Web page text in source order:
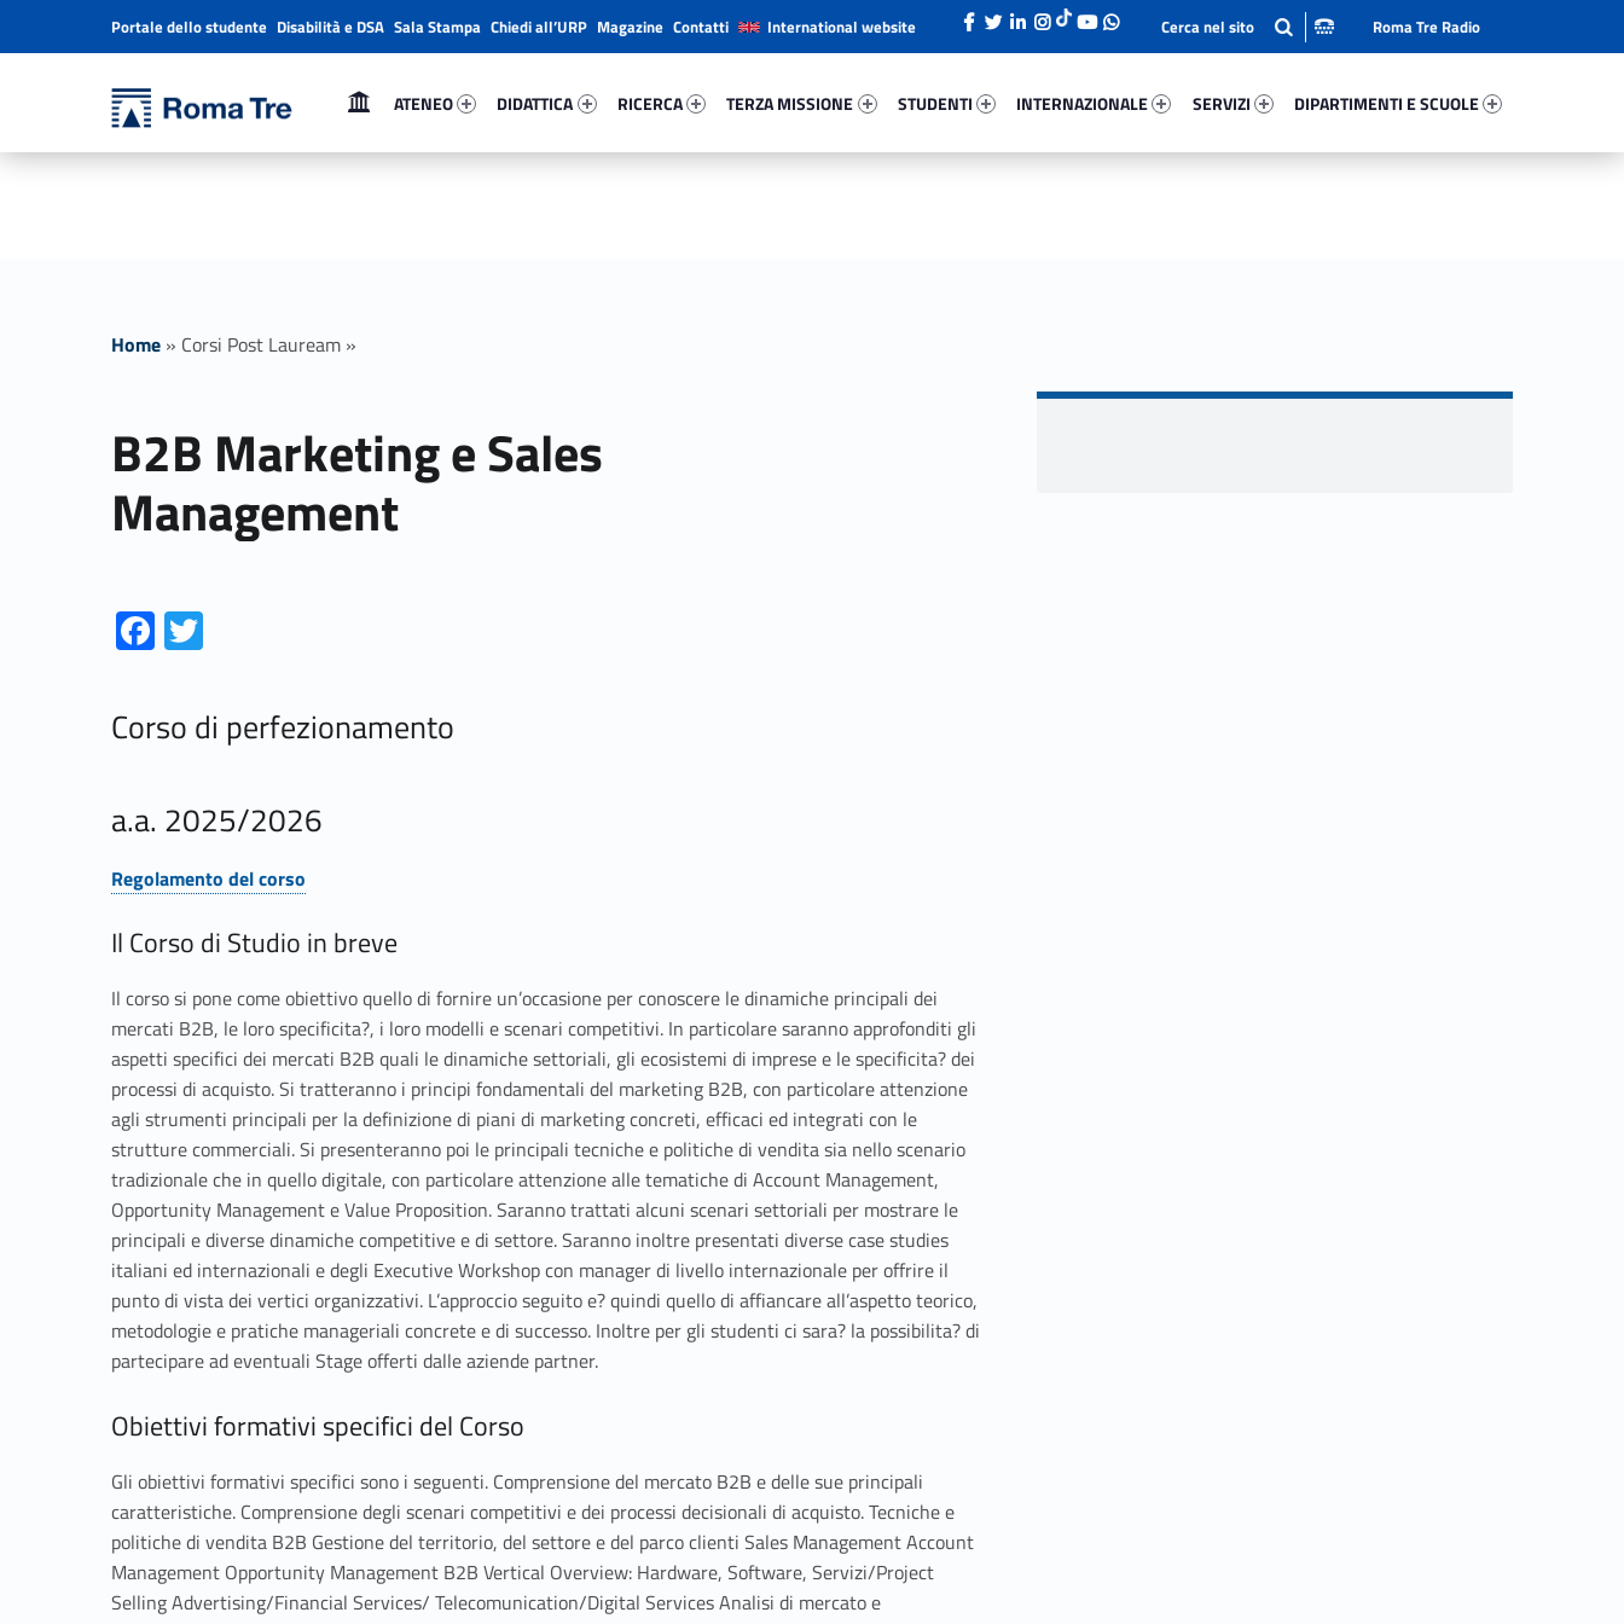
B2B Marketing e Sales Management - Università Roma Tre
Primary Menu
ATENEO
DIDATTICA
RICERCA
TERZA MISSIONE
STUDENTI
INTERNAZIONALE
SERVIZI
DIPARTIMENTI E SCUOLE
Header info sidebar
Portale dello studente Disabilità e DSA Sala Stampa Chiedi all’URP Magazine Contatti International website Roma Tre Radio
Home » Corsi Post Lauream »
B2B Marketing e Sales
Management
Link identifier #identifier__70452-1 Fa
ce
b
o
k
Link identifier #identifier__182767-2
itt
er
Corso di perfezionamento
a.a. 2025/2026
Regolamento del corso
Il Corso di Studio in breve
Il corso si pone come obiettivo quello di fornire un’occasione per conoscere le dinamiche principali dei
mercati B2B, le loro specificita?, i loro modelli e scenari competitivi. In particolare saranno approfonditi gli
aspetti specifici dei mercati B2B quali le dinamiche settoriali, gli ecosistemi di imprese e le specificita? dei
processi di acquisto. Si tratteranno i principi fondamentali del marketing B2B, con particolare attenzione
agli strumenti principali per la definizione di piani di marketing concreti, efficaci ed integrati con le
strutture commerciali. Si presenteranno poi le principali tecniche e politiche di vendita sia nello scenario
tradizionale che in quello digitale, con particolare attenzione alle tematiche di Account Management,
Opportunity Management e Value Proposition. Saranno trattati alcuni scenari settoriali per mostrare le
principali e diverse dinamiche competitive e di settore. Saranno inoltre presentati diverse case studies
italiani ed internazionali e degli Executive Workshop con manager di livello internazionale per offrire il
punto di vista dei vertici organizzativi. L’approccio seguito e? quindi quello di affiancare all’aspetto teorico,
metodologie e pratiche manageriali concrete e di successo. Inoltre per gli studenti ci sara? la possibilita? di
partecipare ad eventuali Stage offerti dalle aziende partner.
Obiettivi formativi specifici del Corso
Gli obiettivi formativi specifici sono i seguenti. Comprensione del mercato B2B e delle sue principali
caratteristiche. Comprensione degli scenari competitivi e dei processi decisionali di acquisto. Tecniche e
politiche di vendita B2B Gestione del territorio, del settore e del parco clienti Sales Management Account
Management Opportunity Management B2B Vertical Overview: Hardware, Software, Servizi/Project
Selling Advertising/Financial Services/ Telecomunication/Digital Services Analisi di mercato e